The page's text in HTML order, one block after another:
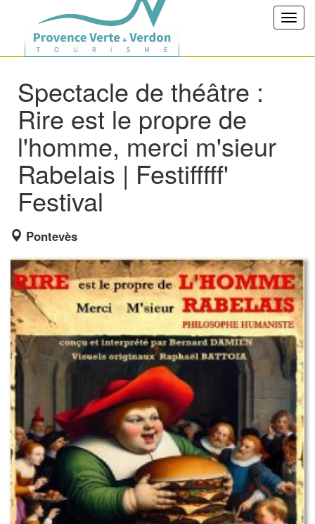
Spectacle de théâtre :
Rire est le propre de
l'homme, merci m'sieur
Rabelais | Festifffff'
Festival
Pontevès